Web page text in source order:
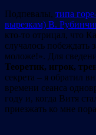
Подпевалы, типа
вырезкам) В.
кто-то отрицал, что
случалось побеждать
моложе!». Для
Теоретик, игрок,
секрета – я обратил
времени сеанса
году и, когда Витя
приезжать ко мне